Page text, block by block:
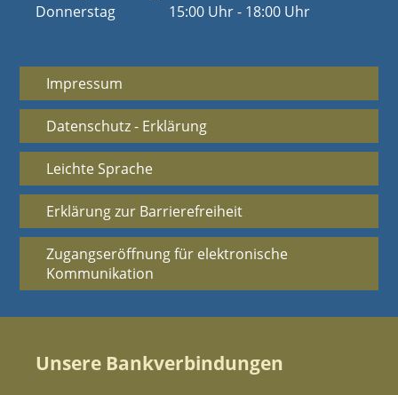
Donnerstag
15:00 Uhr - 18:00 Uhr
Impressum
Datenschutz - Erklärung
Leichte Sprache
Erklärung zur Barrierefreiheit
Zugangseröffnung für elektronische
Kommunikation
Unsere Bankverbindungen